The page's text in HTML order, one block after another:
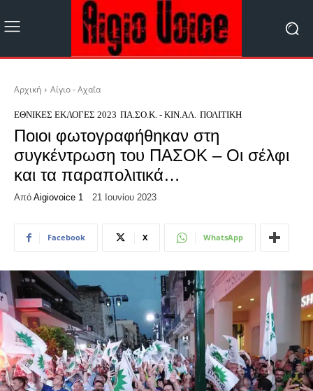
Αρχική Αίγιο - Αχαΐα
ΕΘΝΙΚΈΣ ΕΚΛΟΓΈΣ 2023 ΠΑ.ΣΟ.Κ. - ΚΙΝ.ΑΛ. ΠΟΛΙΤΙΚΉ
Ποιοι φωτογραφήθηκαν στη
συγκέντρωση του ΠΑΣΟΚ – Οι σέλφι
και τα παραπολιτικά…
Από Aigiovoice 1 21 Ιουνίου 2023
Facebook X WhatsApp